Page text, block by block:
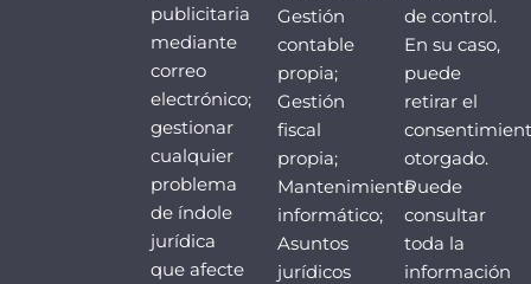
publicitaria
mediante
correo
electrónico;
gestionar
cualquier
problema
de índole
jurídica
que afecte
Gestión
contable
propia;
Gestión
fiscal
propia;
Mantenimiento
informático;
Asuntos
jurídicos
de control.
En su caso,
puede
retirar el
otorgado.
Puede
consultar
toda la
información